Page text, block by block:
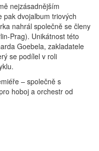
nejzásadnějším
pak dvojalbum triových
nahrál společně se členy
Prag). Unikátnost této
Goebela, zakladatele
se podílel v roli
– společně s
hoboj a orchestr od